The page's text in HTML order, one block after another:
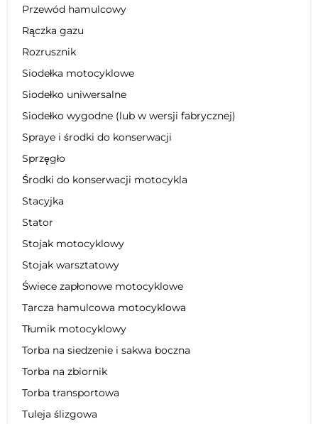
Przewód hamulcowy
Rączka gazu
Rozrusznik
Siodełka motocyklowe
Siodełko uniwersalne
Siodełko wygodne (lub w wersji fabrycznej)
Spraye i środki do konserwacji
Sprzęgło
Środki do konserwacji motocykla
Stacyjka
Stator
Stojak motocyklowy
Stojak warsztatowy
Świece zapłonowe motocyklowe
Tarcza hamulcowa motocyklowa
Tłumik motocyklowy
Torba na siedzenie i sakwa boczna
Torba na zbiornik
Torba transportowa
Tuleja ślizgowa